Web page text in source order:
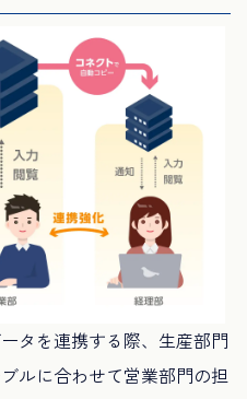
タを連携する際、生産部門
ルに合わせて営業部門の担